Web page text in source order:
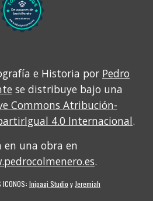
e Historia por Pedro
se distribuye bajo una
Commons Atribución-
4.0 Internacional.
en una obra en
.
ICONOS: Inipagi Studio y Jeremiah